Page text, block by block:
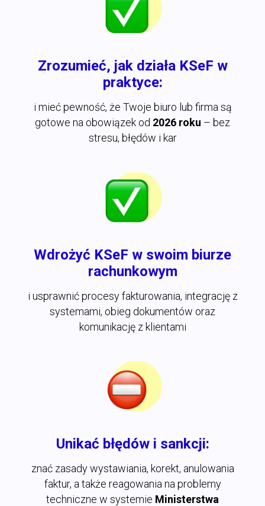
Zrozumieć, jak działa KSeF w
praktyce:
i mieć pewność, że Twoje biuro lub firma są
gotowe na obowiązek od 2026 roku – bez
stresu, błędów i kar
Wdrożyć KSeF w swoim biurze
rachunkowym
i usprawnić procesy fakturowania, integrację z
systemami, obieg dokumentów oraz
komunikację z klientami
Unikać błędów i sankcji:
znać zasady wystawiania, korekt, anulowania
faktur, a także reagowania na problemy
techniczne w systemie Ministerstwa